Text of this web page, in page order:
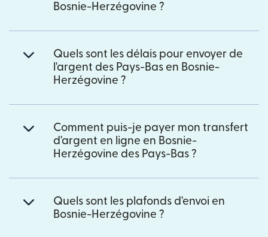
Bosnie-Herzégovine ?
Quels sont les délais pour envoyer de
l'argent des Pays-Bas en Bosnie-
Herzégovine ?
Comment puis-je payer mon transfert
d'argent en ligne en Bosnie-
Herzégovine des Pays-Bas ?
Quels sont les plafonds d'envoi en
Bosnie-Herzégovine ?